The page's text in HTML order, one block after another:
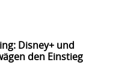
Disney+ und
den Einstieg